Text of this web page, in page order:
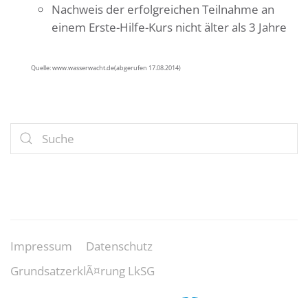
Nachweis der erfolgreichen Teilnahme an
einem Erste-Hilfe-Kurs nicht älter als 3 Jahre
Quelle: www.wasserwacht.de(abgerufen 17.08.2014)
Impressum
Datenschutz
GrundsatzerklÃ¤rung LkSG